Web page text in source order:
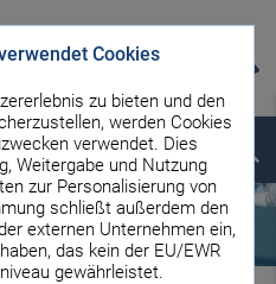
Cookies
zu bieten und den
werden Cookies
verwendet. Dies
Weitergabe und Nutzung
zur Personalisierung von
schließt außerdem den
externen Unternehmen ein,
das kein der EU/EWR
gewährleistet.
Suche